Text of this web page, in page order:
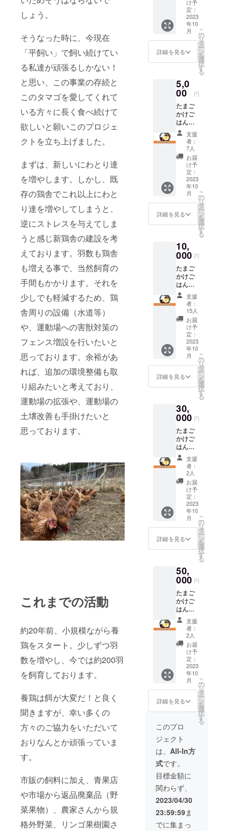
しょう。
そうなった時に、今現在
「平飼い」で飼い続けてい
る私達が頑張るしかない！
と思い、この事業の存続と
このタマゴを愛してくれて
いる方々に長く食べ続けて
欲しいと願いこのプロジェ
クトを立ち上げました。
まずは、新しいにわとり達
を増やします。しかし、既
存の鶏舎でこれ以上にわと
り達を増やしてしまうと、
逆にストレスを与えてしま
うと感じ新鶏舎の建設を考
えております。羽数も鶏舎
も増える事で、当然飼育の
手間もかかります。それを
少しでも軽減するため、鶏
舎周りの設備（水道等）
や、運動場への害獣対策の
フェンス増設を行いたいと
思っております。余裕があ
れば、追加の環境整備も取
り組みたいと考えており、
運動場の拡張や、運動場の
土壌改善も手掛けたいと
思っております。
これまでの活動
約20年前、小規模ながら養
鶏をスタート。少しずつ羽
数を増やし、今では約200羽
を飼育しております。
養鶏は餌が大変だ！と良く
聞きますが、幸い多くの
方々のご協力をいただいて
おりなんとか頑張っていま
す。
市販の飼料に加え、青果店
や市場から返品廃棄品（野
菜果物）、農家さんから規
格外野菜、リンゴ果樹園さ
いま
す。
ビュー
した若
鶏たち
が頑
張って
産んで
くれた
ご」を
お届け
しま
す。
け予
定：
2023
年10
月
詳細を見る
こ
の
リ
タ
ー
ン
を
選
択
す
る
5,0
00 円
たまご
かけご
はん
セット
A（たま
ご6個、
新米
1kg）
既存の
にわと
り達が
産んで
くれた
たまご
と、昔
干しで
自然乾
燥させ
た新米
（ひと
めぼ
れ）を
お届け
しま
す。
支援
者：
7人
お届
け予
定：
2023
年10
月
詳細を見る
こ
の
リ
タ
ー
ン
を
選
択
す
る
10,
000 円
たまご
かけご
はん
セット
B（たま
ご10
個、新
米3kg）
既存の
にわと
り達が
産んで
くれた
たまご
と、昔
干しで
自然乾
燥させ
た新米
（ひと
めぼ
れ）を
お届け
しま
す。
支援
者：
15人
お届
け予
定：
2023
年10
月
詳細を見る
こ
の
リ
タ
ー
ン
を
選
択
す
る
30,
000 円
たまご
かけご
はん
セット
C（たま
ご20
個、新
米5kg）
既存の
にわと
り達が
産んで
くれた
たまご
と、昔
干しで
自然乾
燥させ
た新米
（ひと
めぼ
れ）を
お届け
しま
す。
支援
者：
2人
お届
け予
定：
2023
年10
月
詳細を見る
こ
の
リ
タ
ー
ン
を
選
択
す
る
50,
000 円
たまご
かけご
はん
セット
D（たま
ご30
個、新
10kg）
既存の
にわと
り達が
産んで
くれた
たまご
ながら
の天日
干しで
自然乾
燥させ
た新米
（ひと
めぼ
れ）を
お届け
しま
す。
支援
者：
2人
お届
け予
定：
2023
年10
月
詳細を見る
こ
の
リ
タ
ー
ン
を
選
択
す
る
このプロ
ジェクト
は、 All-In方
式です。
目標金額に
関わらず、
2023/04/30
23:59:59ま
でに集まっ